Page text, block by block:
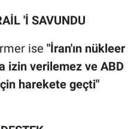
'İ SAVUNDU
ise "İran'ın nükleer
izin verilemez ve ABD
harekete geçti"